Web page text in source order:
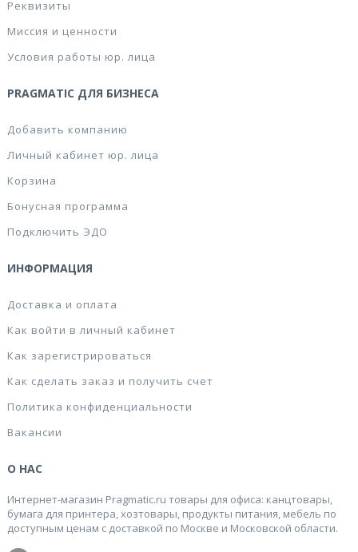
Реквизиты
Миссия и ценности
Условия работы юр. лица
PRAGMATIC ДЛЯ БИЗНЕСА
Добавить компанию
Личный кабинет юр. лица
Корзина
Бонусная программа
Подключить ЭДО
ИНФОРМАЦИЯ
Доставка и оплата
Как войти в личный кабинет
Как зарегистрироваться
Как сделать заказ и получить счет
Политика конфиденциальности
Вакансии
О НАС
Интернет-магазин Pragmatic.ru товары для офиса: канцтовары,
бумага для принтера, хозтовары, продукты питания, мебель по
доступным ценам с доставкой по Москве и Московской области.